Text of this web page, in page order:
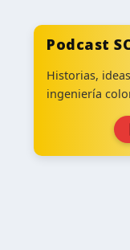
Podcast
Historias,
ingeniería